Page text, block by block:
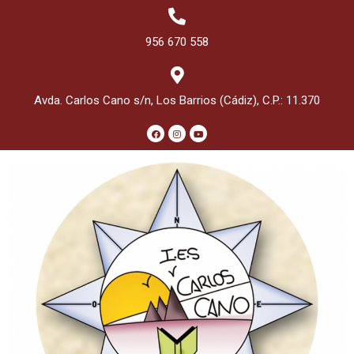
956 670 558
Avda. Carlos Cano s/n, Los Barrios (Cádiz), C.P.: 11.370